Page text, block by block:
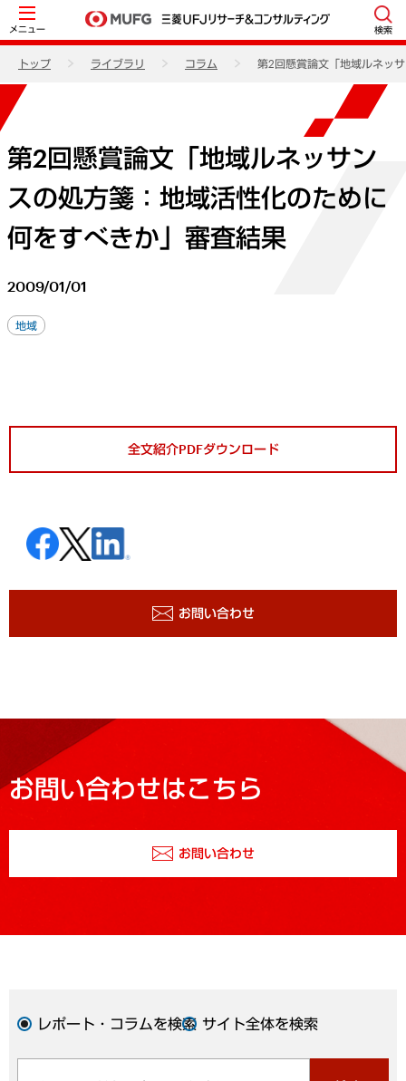
メニュー 検索
トップ ライブラリ コラム 第2回懸賞論文「地域ルネッ
第2回懸賞論文「地域ルネッサン
スの処方箋：地域活性化のために
何をすべきか」審査結果
2009/01/01
地域
全文紹介PDFダウンロード
お問い合わせ
お問い合わせはこちら
お問い合わせ
レポート・コラムを検索 サイト全体を検索